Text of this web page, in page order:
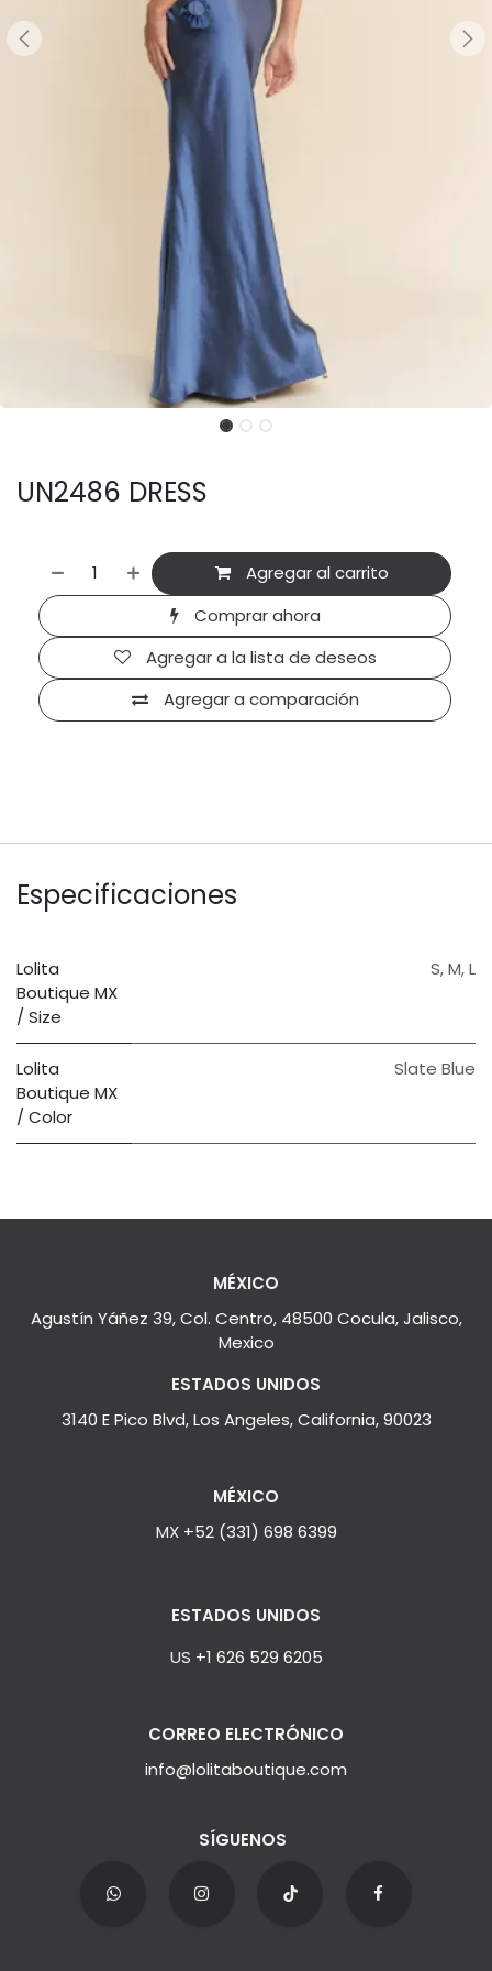
UN2486 DRESS
Agregar al carrito
Comprar ahora
Agregar a comparación
Agregar a la lista de deseos
Especificaciones
Lolita
Boutique MX
/ Size
S,M,L
Lolita
Boutique MX
/ Color
Slate Blue
MÉXICO
Agustín Yáñez 39, Col. Centro, 48500 Cocula, Jalisco,
Mexico
ESTADOS UNIDOS
3140 E Pico Blvd, Los Angeles, California, 90023
MÉXICO
MX +52 (331) 698 6399
ESTADOS UNIDOS
US +1 626 529 6205
CORREO ELECTRÓNICO
info@lolitaboutique.com
SÍGUENOS